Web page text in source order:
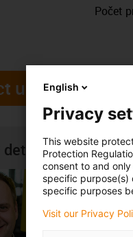
Počet
us
details
Tomáš Vlk
igus-icon-phone
+420 416
English
Privacy
This website
Protection
consent to and
specific purpose(s)
specific purposes
Visit our Privacy